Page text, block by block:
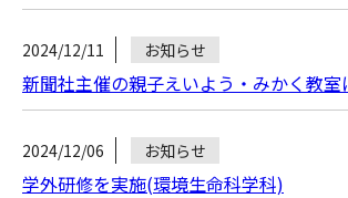
2024/12/11 お知らせ
新聞社主催の親子えいよう・みかく教室
2024/12/06 お知らせ
学外研修を実施(環境生命科学科)